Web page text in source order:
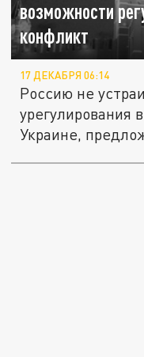
возможности
конфликт
17 ДЕКАБРЯ 06:14
Россию не
урегулирования
Украине,